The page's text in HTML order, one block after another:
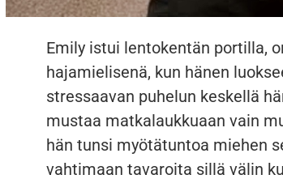
Emily istui lentokentän portilla,
hajamielisenä, kun hänen
stressaavan puhelun keskellä
mustaa matkalaukkuaan vain
hän tunsi myötätuntoa miehen
vahtimaan tavaroita sillä välin